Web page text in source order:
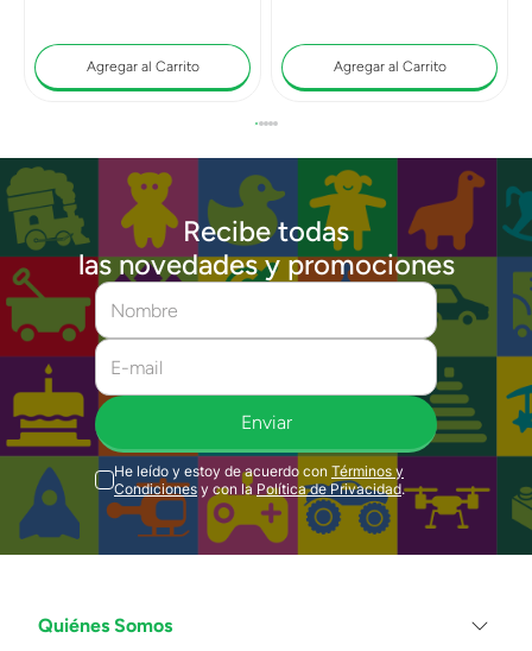
Agregar al Carrito Agregar al Carrito
Recibe todas
las novedades y promociones
Enviar
He leído y estoy de acuerdo con Términos y
Condiciones y con la Política de Privacidad.
Quiénes Somos